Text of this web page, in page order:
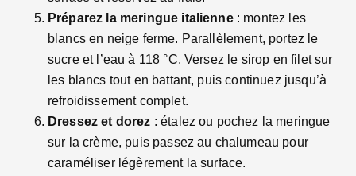
Préparez la meringue italienne: montez les
blancs en neige ferme. Parallèlement, portez le
sucre et l’eau à 118 °C. Versez le sirop en filet sur
les blancs tout en battant, puis continuez jusqu’à
refroidissement complet.
Dressez et dorez : étalez ou pochez la meringue
sur la crème, puis passez au chalumeau pour
caraméliser légèrement la surface.